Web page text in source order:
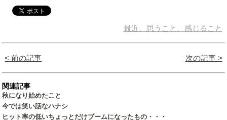
最近、思うこと、感じること
< 前の記事 次の記事 >
関連記事
秋になり始めたこと
今では笑い話なハナシ
ヒット率の低いちょっとだけブームになったもの・・・